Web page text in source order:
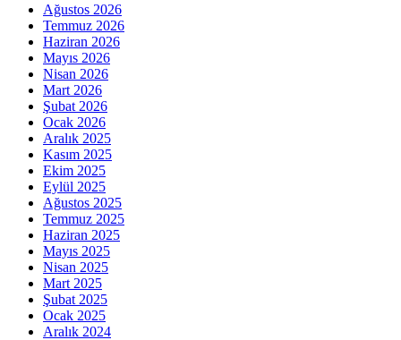
Ağustos 2026
Temmuz 2026
Haziran 2026
Mayıs 2026
Nisan 2026
Mart 2026
Şubat 2026
Ocak 2026
Aralık 2025
Kasım 2025
Ekim 2025
Eylül 2025
Ağustos 2025
Temmuz 2025
Haziran 2025
Mayıs 2025
Nisan 2025
Mart 2025
Şubat 2025
Ocak 2025
Aralık 2024